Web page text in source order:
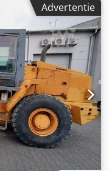
direct inzetbaar.
in een
twee lijmeenheden,
Blokhoogte: 80 –
2 – 80 mm
Schmedt
groefsnijder.
De machine is in
Technische
520 x 100 mm
+ perslucht. Prijs
Advertentie